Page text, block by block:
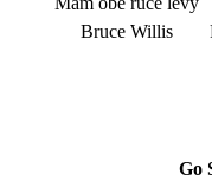
Bruce Willis
Go